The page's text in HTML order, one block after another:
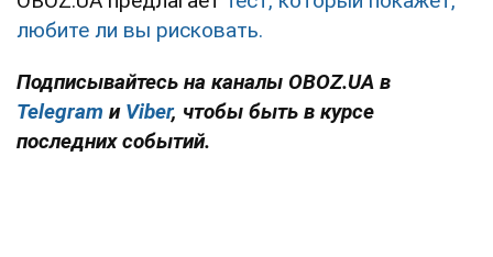
любите ли вы рисковать.
Подписывайтесь на каналы OBOZ.UA в
Telegram и Viber, чтобы быть в курсе
последних событий.